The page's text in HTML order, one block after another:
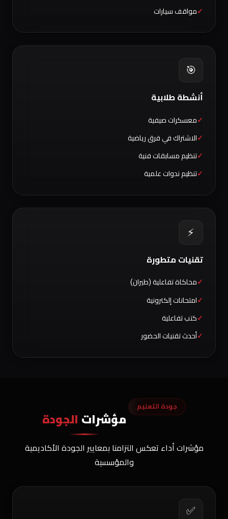
مواقف سيارات
🎯
أنشطة طلابية
معسكرات صيفية
الاشتراك في فرق رياضية
تنظيم مسابقات فنية
تنظيم ندوات علمية
⚡
تقنيات متطورة
محاكاة تفاعلية (طيران)
امتحانات إلكترونية
كتب تفاعلية
أحدث تقنيات الحضور
جودة التعليم
مؤشرات الجودة
مؤشرات أداء تعكس التزامنا بمعايير الجودة الأكاديمية
والمؤسسية
✅